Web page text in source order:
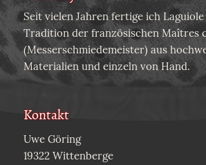
Seit vielen Jahren fertige ich
Tradition der französischen Maîtres
(Messerschmiedemeister) aus
Materialien und einzeln von Hand.
Kontakt
Uwe Göring
19322 Wittenberge